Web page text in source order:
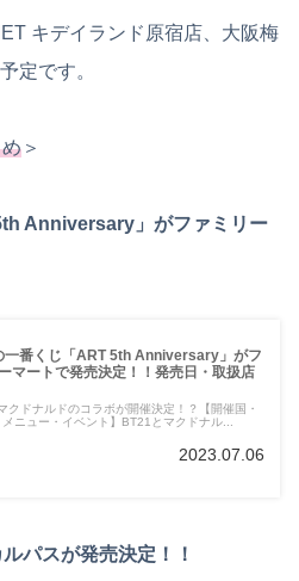
キデイランド原宿店、大阪梅
定です。
＞
Anniversary」がファミリー
一番くじ「ART 5th Anniversary」がフ
マートで発売決定！！発売日・取扱店
クドナルドのコラボが開催決定！？【開催国・
メニュー・イベント】BT21とマクドナル...
2023.07.06
パスが発売決定！！